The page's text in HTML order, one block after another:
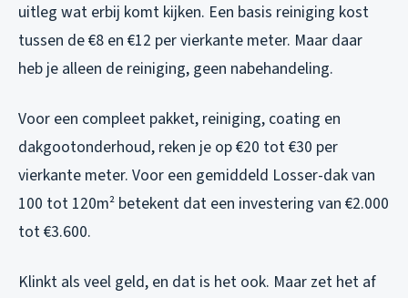
uitleg wat erbij komt kijken. Een basis reiniging kost
tussen de €8 en €12 per vierkante meter. Maar daar
heb je alleen de reiniging, geen nabehandeling.
Voor een compleet pakket, reiniging, coating en
dakgootonderhoud, reken je op €20 tot €30 per
vierkante meter. Voor een gemiddeld Losser-dak van
100 tot 120m² betekent dat een investering van €2.000
tot €3.600.
Klinkt als veel geld, en dat is het ook. Maar zet het af